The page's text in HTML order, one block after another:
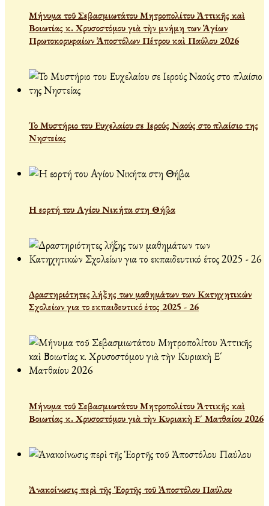
Μήνυμα τοῦ Σεβασμιωτάτου Μητροπολίτου Ἀττικῆς καὶ
Βοιωτίας κ. Χρυσοστόμου γιὰ τὴν μνήμη των Ἁγίων
Πρωτοκορυφαίων Ἀποστόλων Πέτρου καὶ Παύλου 2026
Το Μυστήριο του Ευχελαίου σε Ιερούς Ναούς στο πλαίσιο της
Νηστείας
Η εορτή του Αγίου Νικήτα στη Θήβα
Δραστηριότητες λήξης των μαθημάτων των Κατηχητικών
Σχολείων για το εκπαιδευτικό έτος 2025 - 26
Μήνυμα τοῦ Σεβασμιωτάτου Μητροπολίτου Ἀττικῆς καὶ
Βοιωτίας κ. Χρυσοστόμου γιὰ τὴν Κυριακὴ Ε´ Ματθαίου 2026
Ἀνακοίνωσις περὶ τῆς Ἑορτῆς τοῦ Ἀποστόλου Παύλου